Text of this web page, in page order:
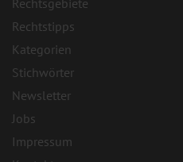
Rechtstipps
Kategorien
Stichwörter
Newsletter
Jobs
Impressum